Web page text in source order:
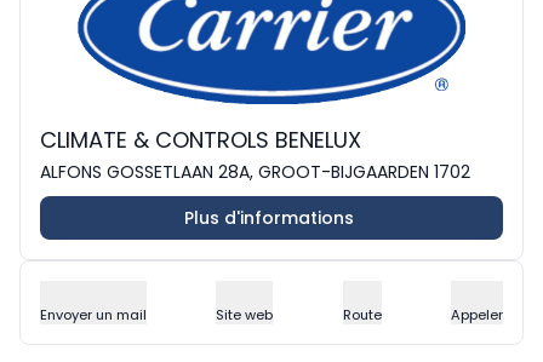
CLIMATE & CONTROLS BENELUX
ALFONS GOSSETLAAN 28A, GROOT-BIJGAARDEN 1702
Plus d'informations
Envoyer un mail Site web Route Appeler